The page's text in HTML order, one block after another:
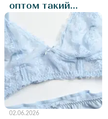
оптом такий
затребуваний
товар в літній
сезон?
02.06.2026